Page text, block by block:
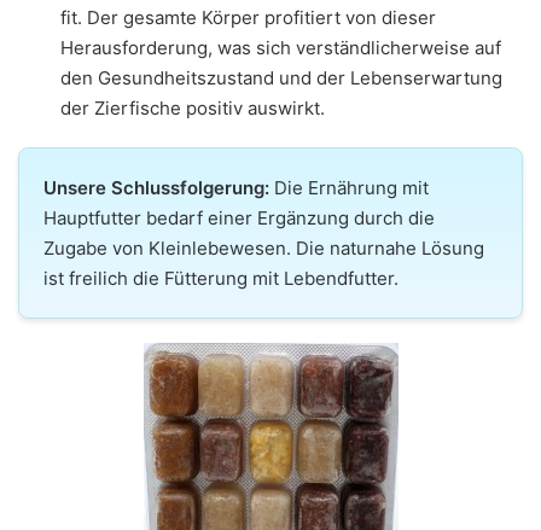
fit. Der gesamte Körper profitiert von dieser
Herausforderung, was sich verständlicherweise auf
den Gesundheitszustand und der Lebenserwartung
der Zierfische positiv auswirkt.
Unsere Schlussfolgerung: Die Ernährung mit
Hauptfutter bedarf einer Ergänzung durch die
Zugabe von Kleinlebewesen. Die naturnahe Lösung
ist freilich die Fütterung mit Lebendfutter.